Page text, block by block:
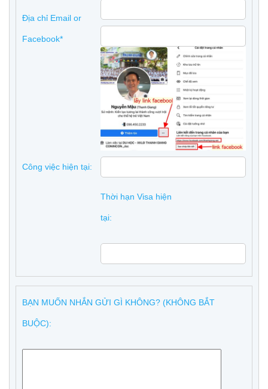
Địa chỉ Email or
Facebook*
Công việc hiện tại:
Thời hạn Visa hiện
tại:
BẠN MUỐN NHẮN GỬI GÌ KHÔNG? (KHÔNG BẮT
BUỘC):